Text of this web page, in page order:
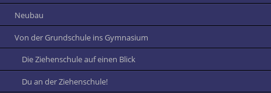
Neubau
Von der Grundschule ins Gymnasium
Die Ziehenschule auf einen Blick
Du an der Ziehenschule!